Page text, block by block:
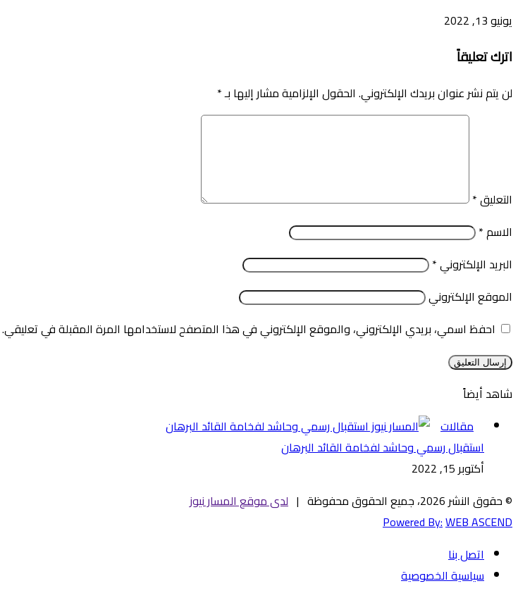
يونيو 13, 2022
اترك تعليقاً
لن يتم نشر عنوان بريدك الإلكتروني. الحقول الإلزامية مشار إليها بـ*
التعليق*
الاسم*
البريد الإلكتروني*
الموقع الإلكتروني
احفظ اسمي، بريدي الإلكتروني، والموقع الإلكتروني في هذا المتصفح لاستخدامها المرة المقبلة في تعليقي.
شاهد أيضاً
مقالات
استقبال رسمي وحاشد لفخامة القائد البرهان
أكتوبر 15, 2022
© حقوق النشر 2026، جميع الحقوق محفوظة |
لدى موقع المسار نيوز
Powered By:WEB ASCEND
اتصل بنا
سياسية الخصوصية